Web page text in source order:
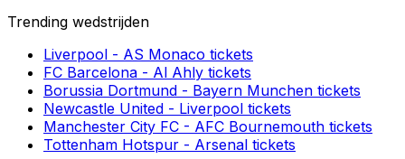
Trending wedstrijden
Liverpool - AS Monaco tickets
FC Barcelona - Al Ahly tickets
Borussia Dortmund - Bayern Munchen tickets
Newcastle United - Liverpool tickets
Manchester City FC - AFC Bournemouth tickets
Tottenham Hotspur - Arsenal tickets